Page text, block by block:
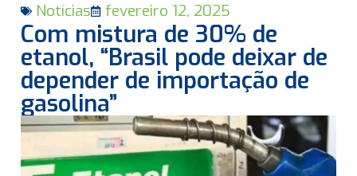
Notícias fevereiro 12, 2025
Com mistura de 30% de
etanol, “Brasil pode deixar de
depender de importação de
gasolina”